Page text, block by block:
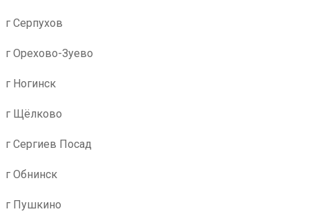
г Серпухов
г Орехово-Зуево
г Ногинск
г Щёлково
г Сергиев Посад
г Обнинск
г Пушкино